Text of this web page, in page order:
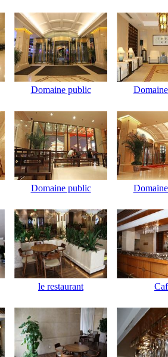
Domaine public
Domaine public
le restaurant